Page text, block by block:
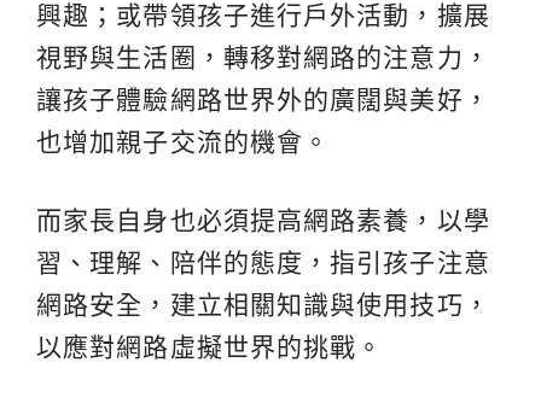
興趣；或帶領孩子進行戶外活動，擴展
視野與生活圈，轉移對網路的注意力，
讓孩子體驗網路世界外的廣闊與美好，
也增加親子交流的機會。
而家長自身也必須提高網路素養，以學
習、理解、陪伴的態度，指引孩子注意
網路安全，建立相關知識與使用技巧，
以應對網路虛擬世界的挑戰。